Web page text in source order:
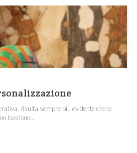
risulta sempre più evidente che le
bastano...